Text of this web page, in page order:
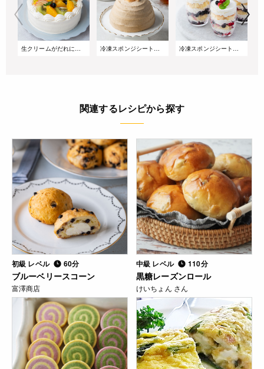
生クリームがだれにくい!サマーショートケーキ 冷凍スポンジシートで簡単!桃とアールグレイのズコットケーキ 冷凍スポンジシートで簡単!重ねるだけのベリーグラスケーキ
関連するレシピから探す
初級 レベル 60分
ブルーベリースコーン
富澤商店
中級 レベル 110分
黒糖レーズンロール
けいちょん さん